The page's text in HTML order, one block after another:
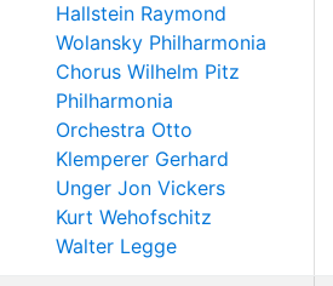
Hallstein Raymond
Wolansky Philharmonia
Chorus Wilhelm Pitz
Philharmonia
Orchestra Otto
Klemperer Gerhard
Unger Jon Vickers
Kurt Wehofschitz
Walter Legge